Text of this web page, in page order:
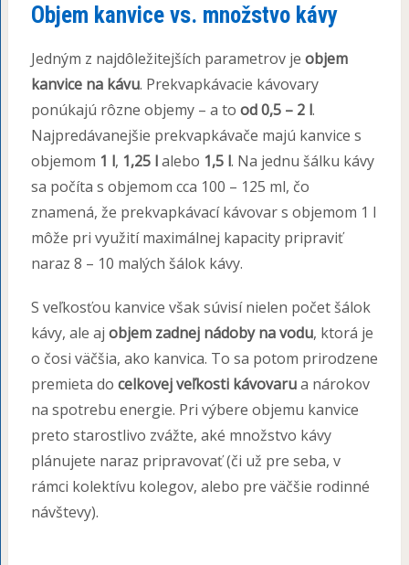
Objem kanvice vs. množstvo kávy
Jedným z najdôležitejších parametrov je objem
kanvice na kávu. Prekvapkávacie kávovary
ponúkajú rôzne objemy – a to od 0,5 – 2 l.
Najpredávanejšie prekvapkávače majú kanvice s
objemom 1 l, 1,25 lalebo 1,5 l. Na jednu šálku kávy
sa počíta s objemom cca 100 – 125 ml, čo
znamená, že prekvapkávací kávovar s objemom 1 l
môže pri využití maximálnej kapacity pripraviť
naraz 8 – 10 malých šálok kávy.
S veľkosťou kanvice však súvisí nielen počet šálok
kávy, ale aj objem zadnej nádoby na vodu, ktorá je
o čosi väčšia, ako kanvica. To sa potom prirodzene
premieta do celkovej veľkosti kávovarua nárokov
na spotrebu energie. Pri výbere objemu kanvice
preto starostlivo zvážte, aké množstvo kávy
plánujete naraz pripravovať (či už pre seba, v
rámci kolektívu kolegov, alebo pre väčšie rodinné
návštevy).